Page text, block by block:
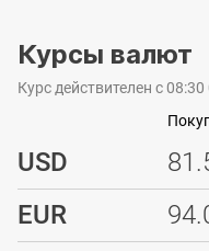
Курсы валют
Курс действителен с
USD
EUR